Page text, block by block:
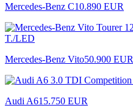
Mercedes-Benz C10.890 EUR
Mercedes-Benz Vito50.900 EUR
Audi A615.750 EUR